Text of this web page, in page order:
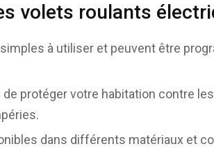
volets roulants
à utiliser et peuvent être
de protéger votre habitation contre
dans différents matériaux et